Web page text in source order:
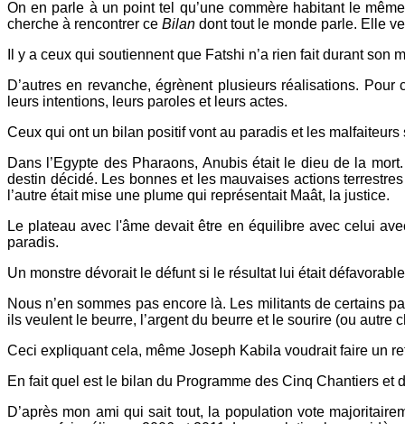
On en parle à un point tel qu’une commère habitant le
cherche à rencontrer ce Bilan dont tout le monde parle. Elle
Il y a ceux qui soutiennent que Fatshi n’a rien fait durant
D’autres en revanche, égrènent plusieurs réalisations.
leurs intentions, leurs paroles et leurs actes.
Ceux qui ont un bilan positif vont au paradis et les
Dans l’Egypte des Pharaons, Anubis était le dieu de la
destin décidé. Les bonnes et les mauvaises actions
l’autre était mise une plume qui représentait Maât, la justice.
Le plateau avec l'âme devait être en équilibre avec celui
paradis.
Un monstre dévorait le défunt si le résultat lui était
Nous n’en sommes pas encore là. Les militants de certains
ils veulent le beurre, l’argent du beurre et le sourire (ou autre
Ceci expliquant cela, même Joseph Kabila voudrait faire un
En fait quel est le bilan du Programme des Cinq Chantiers et
D’après mon ami qui sait tout, la population vote